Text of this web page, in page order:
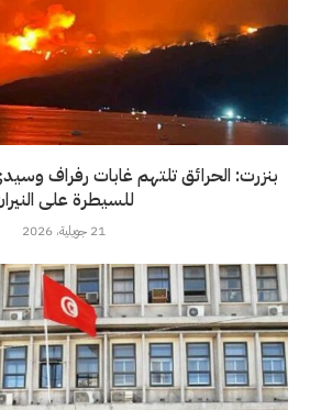
بنزرت: الحرائق تلتهم غابات رفراف
للسيطرة على
21 جويلية، 2026